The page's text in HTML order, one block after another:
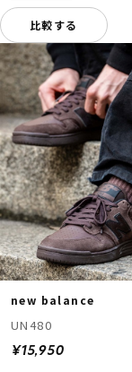
比較する
new balance
UN480
¥15,950